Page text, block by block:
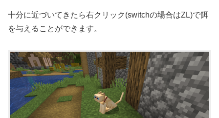
十分に近づいてきたら右クリック(switchの場合はZL)で餌
を与えることができます。